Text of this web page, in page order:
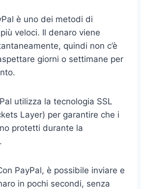
è uno dei metodi di
veloci. Il denaro viene
quindi non c’è
giorni o settimane per
utilizza la tecnologia SSL
Layer) per garantire che i
protetti durante la
PayPal, è possibile inviare e
in pochi secondi, senza